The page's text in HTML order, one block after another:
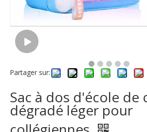
Partager sur:
Sac à dos d'école de
dégradé léger pour